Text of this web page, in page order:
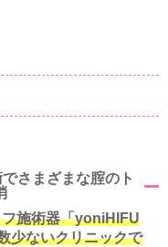
さまざまな腟のト
施術器「yoniHIFU
少ないクリニックで